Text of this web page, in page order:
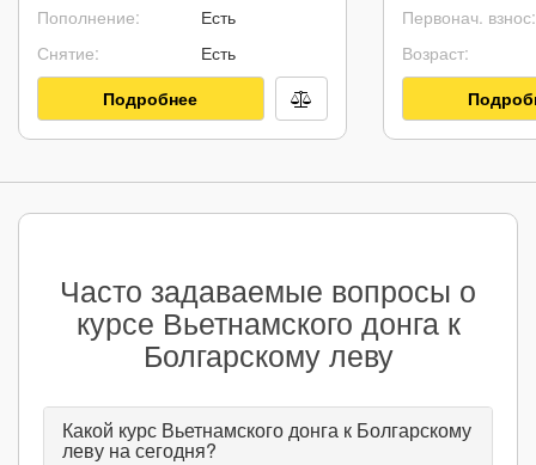
Пополнение:
Снятие:
Есть
Есть
Подробнее
Первонач. взнос:
Возраст:
Часто задаваемые вопросы о
курсе Вьетнамского донга к
Болгарскому леву
Какой курс Вьетнамского донга к Болгарскому
леву на сегодня?